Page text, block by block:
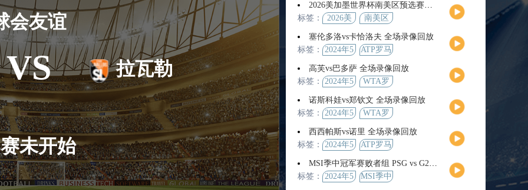
会友谊
VS
未开始
拉瓦勒
2026美加墨世界杯南美区预选赛第9轮全场集锦
标签：
2026美
界杯
南美区
塞伦多洛vs卡恰洛夫 全场录像回放
标签：
2024年5
ATP罗马
男单第3
轮
高芙vs巴多萨 全场录像回放
标签：
2024年5
WTA罗
赛女单
第4轮
诺斯科娃vs郑钦文 全场录像回放
标签：
2024年5
WTA罗
赛女单
第3轮
西西帕斯vs诺里 全场录像回放
标签：
2024年5
ATP罗马
男单第3
轮
MSI季中冠军赛败者组 PSG vs G2 全场录像回放
标签：
2024年5
MSI季中